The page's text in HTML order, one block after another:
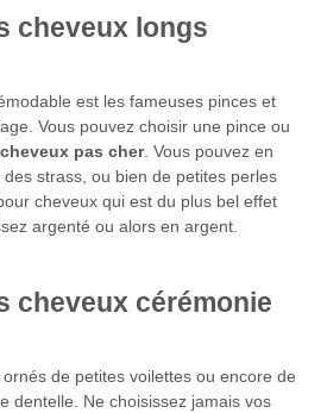
cheveux longs
est les fameuses pinces et
Vous pouvez choisir une pince ou
pas cher. Vous pouvez en
strass, ou bien de petites perles
cheveux qui est du plus bel effet
argenté ou alors en argent.
cheveux cérémonie
de petites voilettes ou encore de
dentelle. Ne choisissez jamais vos